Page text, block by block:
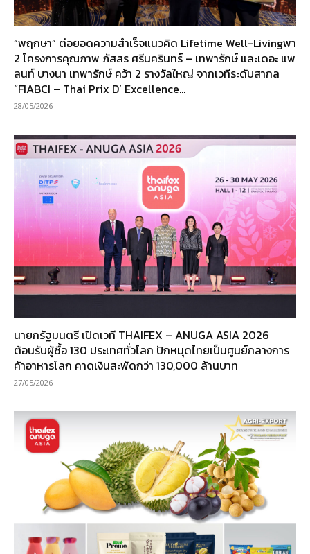
“พฤกษา” ต่อยอดความสำเร็จแนวคิด Lifetime Well-Livingพา
2 โครงการคุณภาพ ภัสสร ศรีนครินทร์ – เทพารักษ์ และเดอะ แพ
ลนท์ บางนา เทพารักษ์ คว้า 2 รางวัลใหญ่ จากเวทีระดับสากล
“FIABCI – Thai Prix D’ Excellence...
28/05/2026
นายกรัฐมนตรี เปิดเวที THAIFEX – ANUGA ASIA 2026
ต้อนรับผู้ซื้อ 130 ประเทศทั่วโลก ปักหมุดไทยเป็นศูนย์กลางการ
ค้าอาหารโลก คาดเงินสะพัดกว่า 130,000 ล้านบาท
27/05/2026